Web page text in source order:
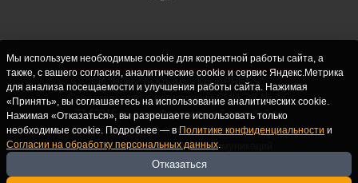
СИ "Новости Крыма - КрымPRESS".
Свидетельство о регистрации СМИ ЭЛ № ФС
77-62916 выдано Федеральной службой по
надзору в сфере связи, информационных
технологий и массовых коммуникаций
(Роскомнадзор) 10.09.2015. Учредитель и
главный редактор: Крутских С.М. Почта:
Мы используем необходимые cookie для корректной работы сайта, а
также, с вашего согласия, аналитические cookie и сервис Яндекс.Метрика
для анализа посещаемости и улучшения работы сайта. Нажимая
«Принять», вы соглашаетесь на использование аналитических cookie.
Нажимая «Отказаться», вы разрешаете использовать только
необходимые cookie. Подробнее — в Политике конфиденциальности и
Согласии на обработку персональных данных.
Отказаться